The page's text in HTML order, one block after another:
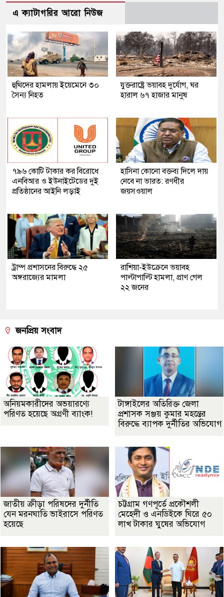
এ ক্যাটাগরির আরো নিউজ
হুথিদের হামলায় ইয়েমেনে ৩০
সৈন্য নিহত
যুক্তরাষ্ট্রে ভয়াবহ দুর্যোগ, ঘর
হারাল ৬৭ হাজার মানুষ
৭৯৬ কোটি টাকার কর বিরোধে
এনবিআর ও ইউনাইটেডের দুই
প্রতিষ্ঠানের আইনি লড়াই
হাসিনা কোনো বক্তব্য দিলে দায়
নেবে না ভারত: রণধীর
জয়সওয়াল
ট্রাম্প প্রশাসনের বিরুদ্ধে ২৫
অঙ্গরাজ্যের মামলা
রাশিয়া-ইউক্রেনে ভয়াবহ
পাল্টাপাল্টি হামলা, প্রাণ গেল
২২ জনের
জনপ্রিয় সংবাদ
অনিয়মকারীদের অভয়ারণ্যে
পরিণত হয়েছে অগ্রণী ব্যাংক!
টাঙ্গাইলের অতিরিক্ত জেলা
প্রশাসক সঞ্জয় কুমার মহন্তের
বিরুদ্ধে ব্যাপক দুর্নীতির অভিযোগ
জাতীয় ক্রীড়া পরিষদের দুর্নীতি
যেন মরনঘাতি ভাইরাসে পরিণত
হয়েছে
চট্টগ্রাম গণপূর্তে প্রকৌশলী
মেহেদী ও এনডিইকে ঘিরে ৫০
লাখ টাকার ঘুষের অভিযোগ